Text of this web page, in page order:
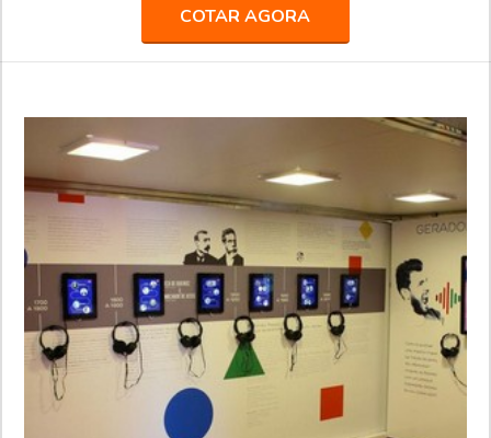
mais comodidade e praticidade para o público.Sempre com
as melhores estruturas, as unidades aproximam mais os
clientes das companhias, suprindo a demanda da população
COTAR AGORA